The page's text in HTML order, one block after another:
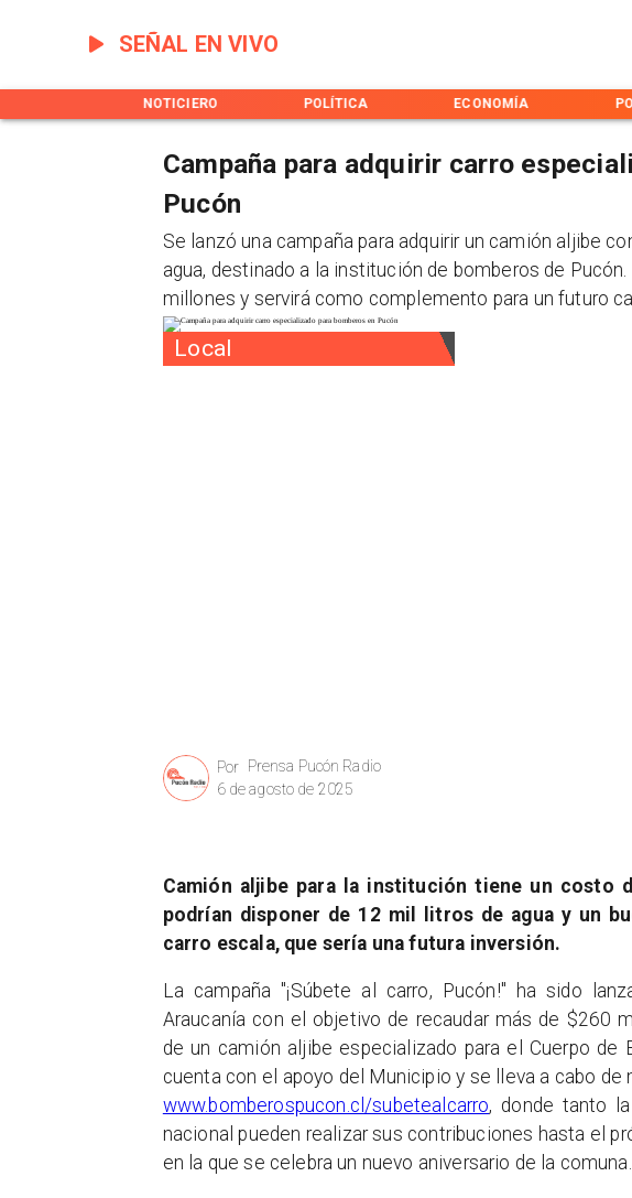
SEÑAL EN VIVO
NOTICIERO POLÍTICA ECONOMÍA
Local
Prensa Pucón Radio
Por
6 de agosto de 2025
Campaña para adquirir carro
Pucón
Se lanzó una campaña para adquirir un camión aljibe
agua, destinado a la institución de bomberos de
millones y servirá como complemento para un futuro
Camión aljibe para la institución tiene un costo
podrían disponer de 12 mil litros de agua y un
carro escala, que sería una futura inversión.
La campaña "¡Súbete al carro, Pucón!" ha sido
Araucanía con el objetivo de recaudar más de $260
de un camión aljibe especializado para el Cuerpo de
cuenta con el apoyo del Municipio y se lleva a cabo
www.bomberospucon.cl/subetealcarro, donde tanto
nacional pueden realizar sus contribuciones hasta el
en la que se celebra un nuevo aniversario de la comuna.